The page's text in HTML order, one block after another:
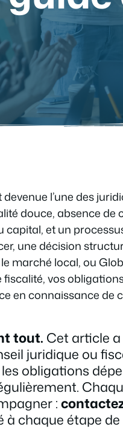
devenue l’une des
douce, absence
capital, et un
une décision
marché local, ou
vos
en connaissance de
tout. Cet article
juridique ou
obligations
:
à chaque étape